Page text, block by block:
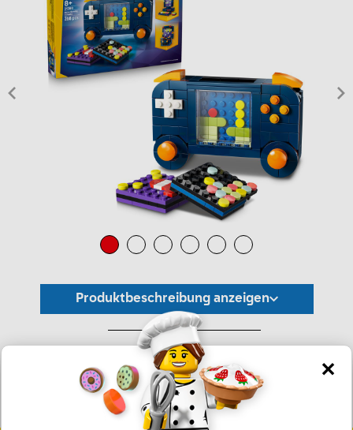
Produktbeschreibung anzeigen
*Unverbindliche Preisempfehlung -
Die Preisgestaltung liegt im alleinigen Ermessen des Händlers